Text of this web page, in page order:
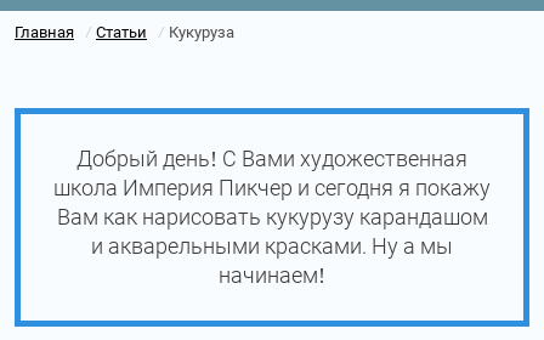
Главная / Статьи / Кукуруза
Добрый день! С Вами художественная
школа Империя Пикчер и сегодня я покажу
Вам как нарисовать кукурузу карандашом
и акварельными красками. Ну а мы
начинаем!